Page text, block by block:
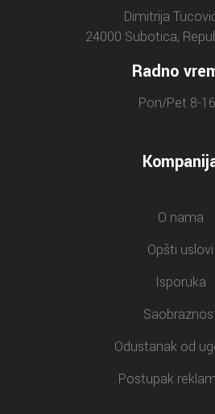
Dimitrija
24000 Subotica,
Radno
Pon/Pet 8-
O nama
Opšti uslovi
Isporuka
Odustanak od
Postupak